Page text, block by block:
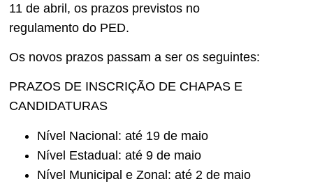
11 de abril, os prazos previstos no
regulamento do PED.
Os novos prazos passam a ser os seguintes:
PRAZOS DE INSCRIÇÃO DE CHAPAS E
CANDIDATURAS
Nível Nacional: até 19 de maio
Nível Estadual: até 9 de maio
Nível Municipal e Zonal: até 2 de maio